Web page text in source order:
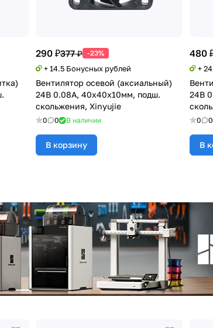
290 ₽377 ₽ -23%
+ 14.5 Бонусных рублей
Вентилятор осевой (аксиальный)
24В 0.08А, 40х40х10мм, подш.
скольжения, Xinyujie
0 0 В наличии
В корзину
480
+
24В
0 0
В